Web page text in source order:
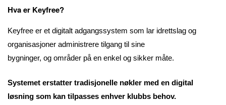
Hva er Keyfree?
Keyfree er et digitalt adgangssystem som lar idrettslag og
organisasjoner administrere tilgang til sine
bygninger, og områder på en enkel og sikker måte.
Systemet erstatter tradisjonelle nøkler med en digital
løsning som kan tilpasses enhver klubbs behov.